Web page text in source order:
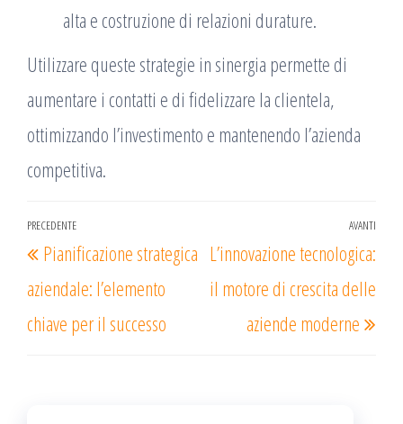
alta e costruzione di relazioni durature.
Utilizzare queste strategie in sinergia permette di
aumentare i contatti e di fidelizzare la clientela,
ottimizzando l’investimento e mantenendo l’azienda
competitiva.
Navigazione
articoli
Articolo
precedente
PRECEDENTE
Pianificazione strategica
aziendale: l’elemento
chiave per il successo
AVANTI
L’innovazione tecnologica:
il motore di crescita delle
aziende moderne